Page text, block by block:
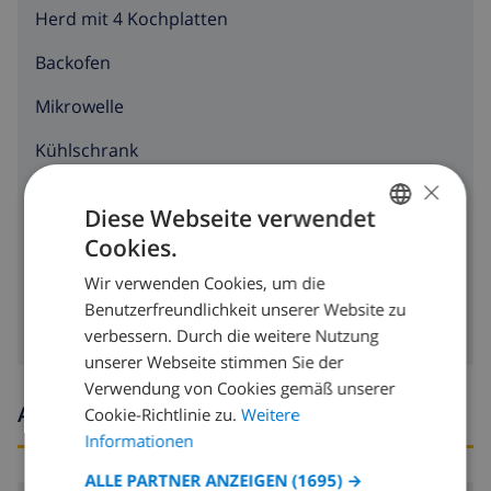
Herd mit 4 Kochplatten
Backofen
Mikrowelle
Kühlschrank
Geschirrspülmaschine
Waschmaschine
Ankunfts- und abfahrtszeiten
DUTCH
SPANISH
GERMAN
ITALIAN
×
Diese Webseite verwendet
Cookies.
Wir verwenden Cookies, um die
Benutzerfreundlichkeit unserer Website zu
verbessern. Durch die weitere Nutzung
unserer Webseite stimmen Sie der
Verwendung von Cookies gemäß unserer
Cookie-Richtlinie zu. Weitere
Informationen
ALLE PARTNER ANZEIGEN (1695) →